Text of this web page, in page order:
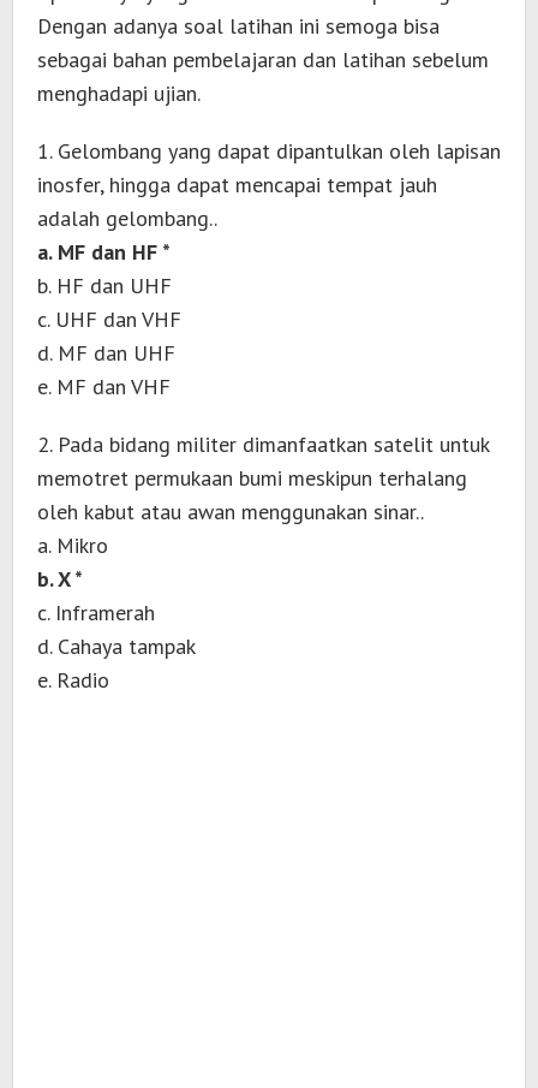
Dengan adanya soal latihan ini semoga bisa
sebagai bahan pembelajaran dan latihan sebelum
menghadapi ujian.
1. Gelombang yang dapat dipantulkan oleh lapisan
inosfer, hingga dapat mencapai tempat jauh
adalah gelombang..
a. MF dan HF *
b. HF dan UHF
c. UHF dan VHF
d. MF dan UHF
e. MF dan VHF
2. Pada bidang militer dimanfaatkan satelit untuk
memotret permukaan bumi meskipun terhalang
oleh kabut atau awan menggunakan sinar..
a. Mikro
b. X *
c. Inframerah
d. Cahaya tampak
e. Radio